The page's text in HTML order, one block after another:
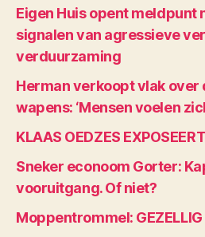
Eigen Huis opent meldpunt
signalen van agressieve
verduurzaming
Herman verkoopt vlak over
wapens: ‘Mensen voelen
KLAAS OEDZES
Sneker econoom Gorter:
vooruitgang. Of niet?
Moppentrommel: GEZELLIG